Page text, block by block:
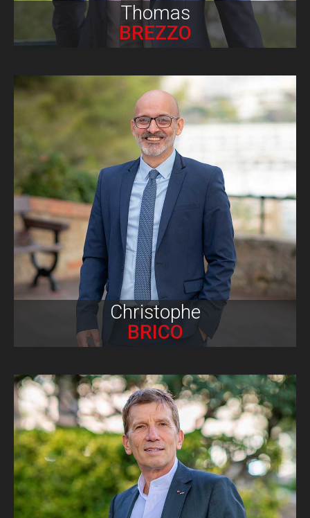
Thomas
BREZZO
Biographie
Christophe
BRICO
Biographie